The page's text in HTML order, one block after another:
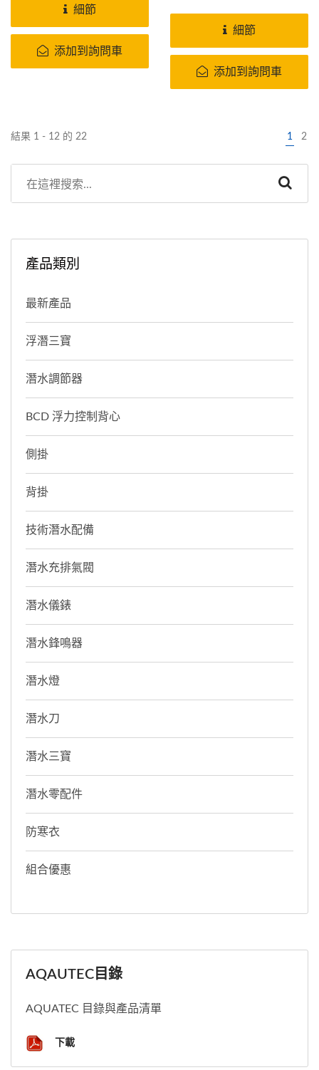
殼材質，鋁合金保護外環...
細節
添加到詢問車
量；內附AIR-300專用低壓
管一條。
細節
添加到詢問車
結果 1 - 12 的 22 1 2
產品類別
最新產品
浮潛三寶
潛水調節器
BCD 浮力控制背心
側掛
背掛
技術潛水配備
潛水充排氣閥
潛水儀錶
潛水鋒鳴器
潛水燈
潛水刀
潛水三寶
潛水零配件
防寒衣
組合優惠
AQAUTEC目錄
AQUATEC 目錄與產品清單
下載